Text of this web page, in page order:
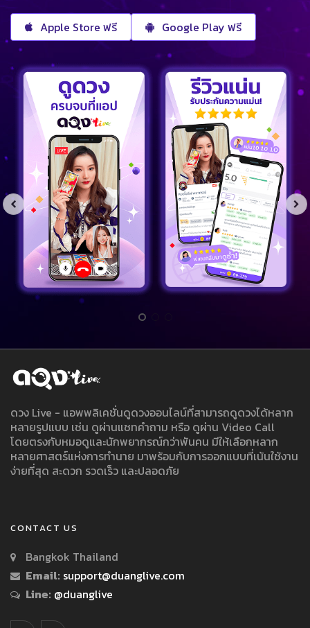
Apple Store ฟรี Google Play ฟรี
ดวง Live - แอพพลิเคชั่นดูดวงออนไลน์ที่สามารถดูดวงได้หลาก
หลายรูปแบบ เช่น ดูผ่านแชทคำถาม หรือ ดูผ่าน Video Call
โดยตรงกับหมอดูและนักพยากรณ์กว่าพันคน มีให้เลือกหลาก
หลายศาสตร์แห่งการทำนาย มาพร้อมกับการออกแบบที่เน้นใช้งาน
ง่ายที่สุด สะดวก รวดเร็ว และปลอดภัย
CONTACT US
Bangkok Thailand
Email: support@duanglive.com
Line: @duanglive